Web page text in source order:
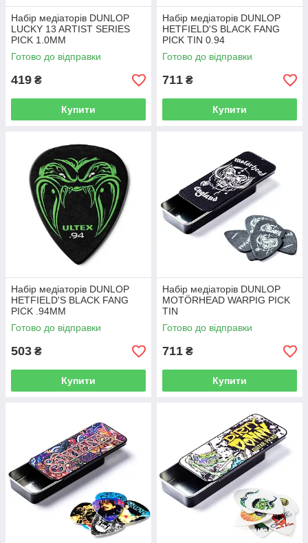
Набір медіаторів DUNLOP
LUCKY 13 ARTIST SERIES
PICK 1.0MM
Готово до відправки
419 ₴
Купити
Набір медіаторів DUNLOP
HETFIELD'S BLACK FANG
PICK TIN 0.94
Готово до відправки
711 ₴
Купити
Набір медіаторів DUNLOP
HETFIELD'S BLACK FANG
PICK .94MM
Готово до відправки
503 ₴
Купити
Набір медіаторів DUNLOP
MOTÖRHEAD WARPIG PICK
TIN
Готово до відправки
711 ₴
Купити